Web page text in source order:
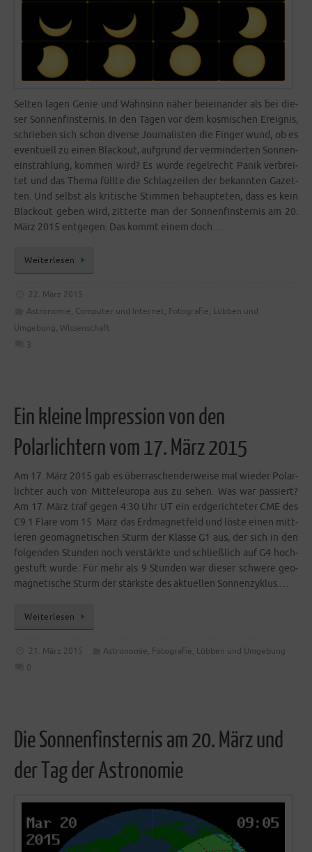
Sel­ten lagen Genie und Wahn­sinn näher bei­ein­an­der als bei die­
ser Son­nen­fins­ter­nis. In den Tagen vor dem kos­mi­schen Ereig­nis,
schrie­ben sich schon diver­se Jour­na­lis­ten die Fin­ger wund, ob es
even­tu­ell zu einen Black­out, auf­grund der ver­min­der­ten Son­nen­
ein­strah­lung, kom­men wird? Es wur­de regel­recht Panik ver­brei­
tet und das The­ma füll­te die Schlag­zei­len der bekann­ten Gazet­
ten. Und selbst als kri­ti­sche Stim­men behaup­te­ten, dass es kein
Black­out geben wird, zit­ter­te man der Son­nen­fins­ter­nis am 20.
März 2015 ent­ge­gen. Das kommt einem doch…
Wei­ter­le­sen
22. März 2015
Astronomie, Computer und Internet, Fotografie, Lübben und
Umgebung, Wissenschaft
3
Ein kleine Impression von den
Polarlichtern vom 17. März 2015
Am 17. März 2015 gab es über­ra­schen­der­wei­se mal wie­der Polar­
lich­ter auch von Mit­tel­eu­ro­pa aus zu sehen. Was war pas­siert?
Am 17. März traf gegen 4:30 Uhr UT ein erd­ge­rich­te­ter CME des
C9.1 Fla­re vom 15. März das Erd­ma­gnet­feld und lös­te einen mitt­
le­ren geo­ma­gne­ti­schen Sturm der Klas­se G1 aus, der sich in den
fol­gen­den Stun­den noch ver­stärk­te und schließ­lich auf G4 hoch­
ge­stuft wur­de. Für mehr als 9 Stun­den war die­ser schwe­re geo­
ma­gne­ti­sche Sturm der stärks­te des aktu­el­len Sonnenzyklus.…
Wei­ter­le­sen
21. März 2015 Astronomie, Fotografie, Lübben und Umgebung
0
Die Sonnenfinsternis am 20. März und
der Tag der Astronomie